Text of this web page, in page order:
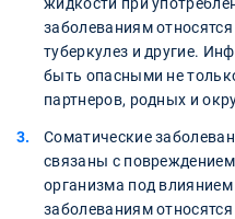
заболеваниям
туберкулез и другие.
быть опасными не
партнеров, родных и
Соматические
связаны с
организма под
заболеваниям